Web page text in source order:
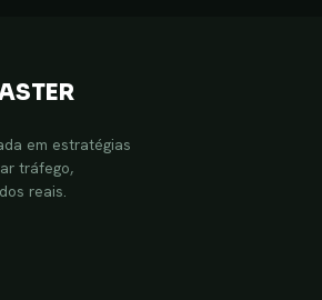
em estratégias
tráfego,
reais.